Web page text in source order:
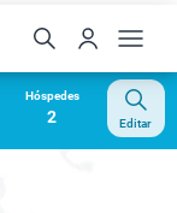
Hóspedes
2 Editar